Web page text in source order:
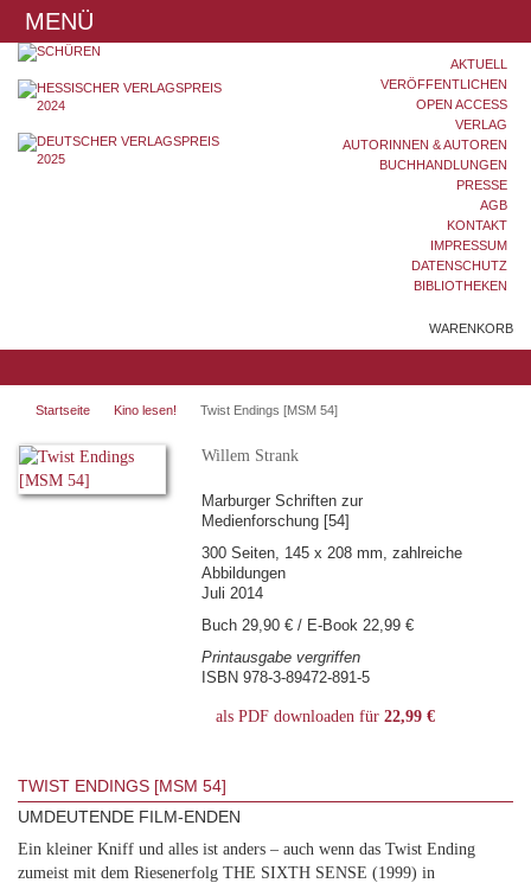
MENÜ
AKTUELL
VERÖFFENTLICHEN
OPEN ACCESS
VERLAG
AUTORINNEN & AUTOREN
BUCHHANDLUNGEN
PRESSE
AGB
KONTAKT
IMPRESSUM
DATENSCHUTZ
BIBLIOTHEKEN
WARENKORB
Startseite Kino lesen! Twist Endings [MSM 54]
Willem Strank
Marburger Schriften zur
Medienforschung [54]
300 Seiten, 145 x 208 mm, zahlreiche
Abbildungen
Juli 2014
Buch 29,90 € / E-Book 22,99 €
Printausgabe vergriffen
ISBN 978-3-89472-891-5
als PDF downloaden für 22,99 €
TWIST ENDINGS [MSM 54]
UMDEUTENDE FILM-ENDEN
Ein kleiner Kniff und alles ist anders – auch wenn das Twist Ending
zumeist mit dem Riesenerfolg THE SIXTH SENSE (1999) in